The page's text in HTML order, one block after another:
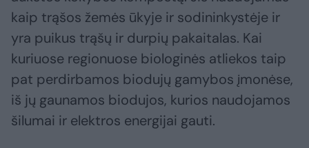
kaip trąšos žemės ūkyje ir sodininkystėje ir
yra puikus trąšų ir durpių pakaitalas. Kai
kuriuose regionuose biologinės atliekos taip
pat perdirbamos biodujų gamybos įmonėse,
iš jų gaunamos biodujos, kurios naudojamos
šilumai ir elektros energijai gauti.